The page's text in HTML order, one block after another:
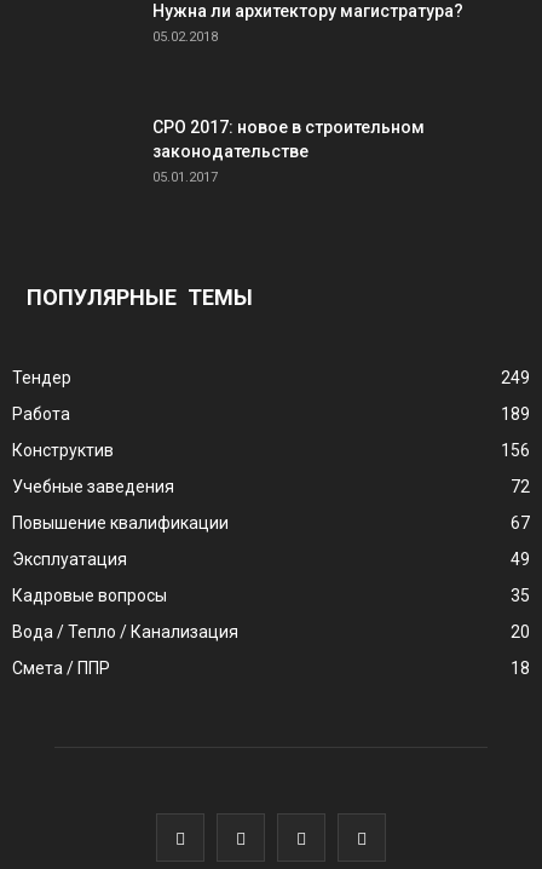
Нужна ли архитектору магистратура?
05.02.2018
СРО 2017: новое в строительном
законодательстве
05.01.2017
ПОПУЛЯРНЫЕ ТЕМЫ
Тендер
249
Работа
189
Конструктив
156
Учебные заведения
72
Повышение квалификации
67
Эксплуатация
49
Кадровые вопросы
35
Вода / Тепло / Канализация
20
Смета / ППР
18